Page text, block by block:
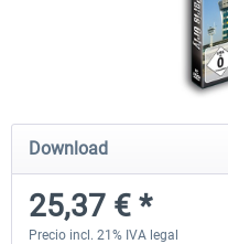
Mega Airport Frankfurt V2.0
30,45 € *
Download
25,37 € *
Precio incl. 21% IVA legal